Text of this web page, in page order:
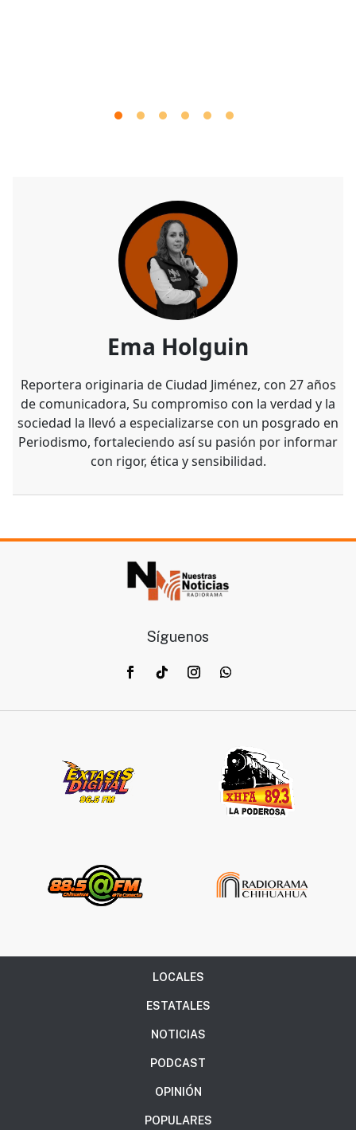
Ema Holguin
Reportera originaria de Ciudad Jiménez, con 27 años
de comunicadora, Su compromiso con la verdad y la
sociedad la llevó a especializarse con un posgrado en
Periodismo, fortaleciendo así su pasión por informar
con rigor, ética y sensibilidad.
Síguenos
LOCALES
ESTATALES
NOTICIAS
PODCAST
OPINIÓN
POPULARES